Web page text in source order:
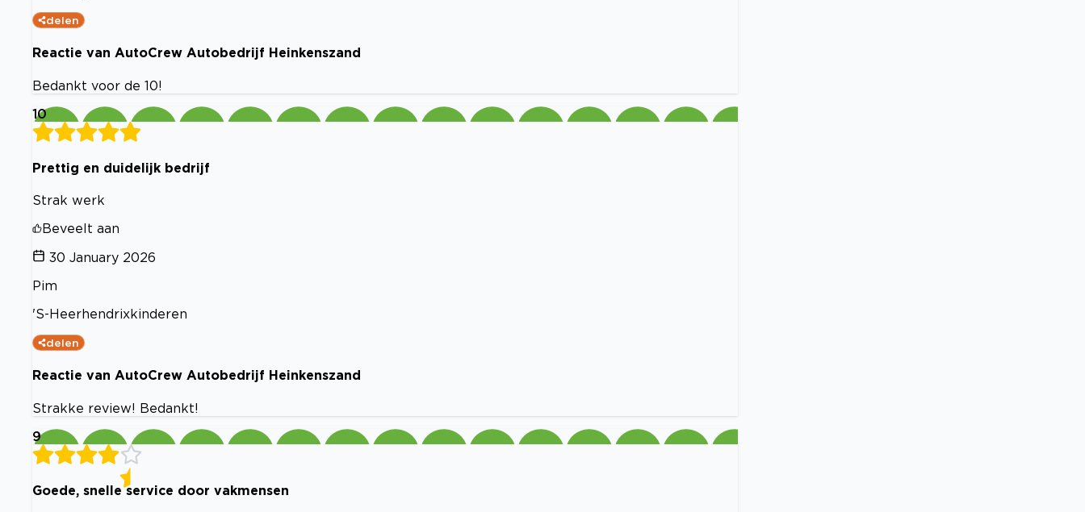
delen
Reactie van AutoCrew Autobedrijf Heinkenszand
Bedankt voor de 10!
10
Prettig en duidelijk bedrijf
Strak werk
Beveelt aan
30 January 2026
Pim
'S-Heerhendrixkinderen
delen
Reactie van AutoCrew Autobedrijf Heinkenszand
Strakke review! Bedankt!
9
Goede, snelle service door vakmensen